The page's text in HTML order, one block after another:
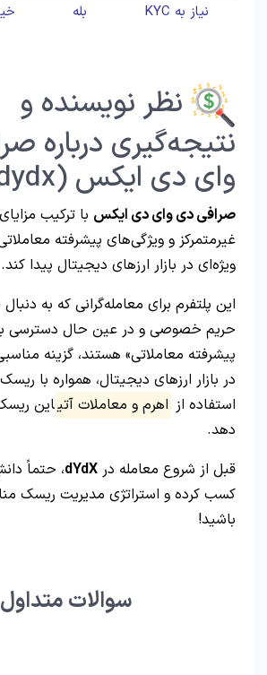
نیاز به KYC
بله
نظر نویسنده و
نتیجه‌گیری درباره
وای دی ایکس (dydx)
صرافی دی وای دی ایکس با ترکیب
غیرمتمرکز و ویژگی‌های پیشرفته
ویژه‌ای در بازار ارزهای دیجیتال پیدا کند.
این پلتفرم برای معامله‌گرانی که به
حریم خصوصی و در عین حال دسترسی به
پیشرفته معاملاتی» هستند، گزینه
در بازار ارزهای دیجیتال، همواره با
استفاده از اهرم و معاملات آتیاین
دهد.
قبل از شروع معامله در dYdX، حتماً
کسب کرده و استراتژی مدیریت ریسک
باشید!
سوالات متداول